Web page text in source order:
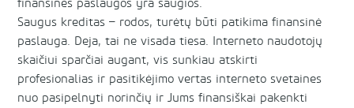
finansinės paslaugos yra saugios.
Saugus kreditas – rodos, turėtų būti patikima finansinė
paslauga. Deja, tai ne visada tiesa. Interneto naudotojų
skaičiui sparčiai augant, vis sunkiau atskirti
profesionalias ir pasitikėjimo vertas interneto svetaines
nuo pasipelnyti norinčių ir Jums finansiškai pakenkti